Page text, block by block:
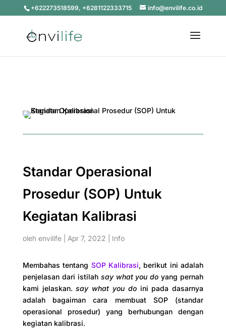
+622273518599, +6281122333715 info@envilife.co.id
Standar Operasional
Prosedur (SOP) Untuk
Kegiatan Kalibrasi
oleh envilife| Apr 7, 2022 Info
Membahas tentang SOP Kalibrasi, berikut ini adalah
penjelasan dari istilah say what you do yang pernah
kami jelaskan.say what you doini pada dasarnya
adalah bagaiman cara membuat SOP (standar
operasional prosedur) yang berhubungan dengan
kegiatan kalibrasi.